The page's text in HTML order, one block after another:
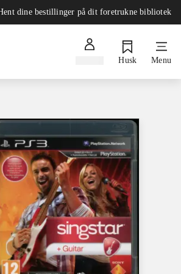
dine bestillinger på dit foretrukne bibliotek
Husk Menu